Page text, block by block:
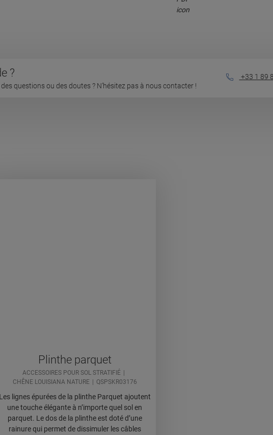
?
questions ou des doutes ? N’hésitez pas à nous contacter !
+33 1 89
Plinthe parquet
ACCESSOIRES POUR SOL STRATIFIÉ
CHÊNE LOUISIANA NATURE
QSPSKR03176
Les lignes épurées de la plinthe Parquet ajoutent
une touche élégante à n’importe quel sol en
parquet. Le dos de la plinthe est doté d’une
rainure qui permet de dissimuler les câbles